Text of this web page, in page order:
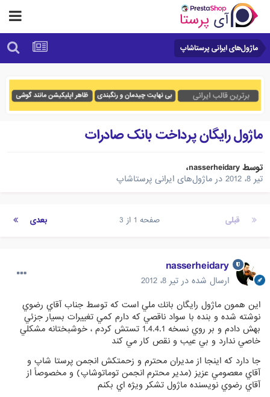
ماژول‌های ایرانی پرستاشاپ
ماژول رايگان پرداخت بانک صادرات
توسطnasserheidary،
تیر 8، 2012
در ماژول‌های ایرانی پرستاشاپ
قبلی بعدی صفحه 1 از 3
nasserheidary
ارسال شده در تیر 8، 2012
اين همون ماژول رايگان بانك ملي است كه توسط جناب آقاي رضوي
نوشته شده و بنده با سواد ناقصي كه دارم كمي تغييرات بسيار جزئي
بهش دادم و بر روي نسخه 1.4.4.1 تستش كردم ، خوشبختانه مشكلي
خاصي ندارد و بي عيب و نقص كار مي كند
جا دارد كه اينجا از مديران محترم و زحمتكش انجمن پرستا شاپ و
آقاي معصومي عزيز (مدير محترم انجمن توماتوشاپ) و مخصوصاً از
آقاي رضوي نويسنده ماژول تشكر ويژه اي بكنم